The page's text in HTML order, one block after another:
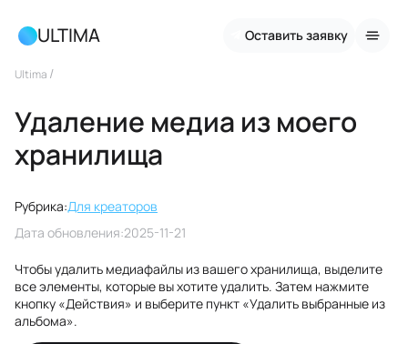
ULTIMA Оставить заявку
Ultima /
Удаление медиа из моего
хранилища
Рубрика:Для креаторов
Дата обновления:2025-11-21
Чтобы удалить медиафайлы из вашего хранилища, выделите
все элементы, которые вы хотите удалить. Затем нажмите
кнопку «Действия» и выберите пункт «Удалить выбранные из
альбома».